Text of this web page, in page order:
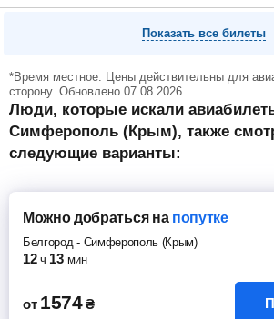
Показать все билеты
*Время местное. Цены действительны для
сторону. Обновлено 07.08.2026.
Люди, которые искали
Симферополь (Крым), также
следующие варианты:
Можно добратьсяна попутке
Белгород - Симферополь (Крым)
12 ч 13 мин
от 1574 ₴